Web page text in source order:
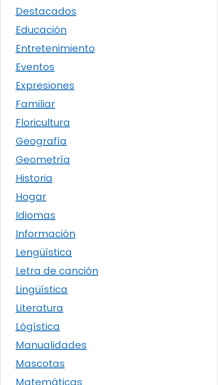
Destacados
Educación
Entretenimiento
Eventos
Expresiones
Familiar
Floricultura
Geografía
Geometría
Historia
Hogar
Idiomas
Información
Lengüística
Letra de canción
Lingüística
Literatura
Lógística
Manualidades
Mascotas
Matemáticas